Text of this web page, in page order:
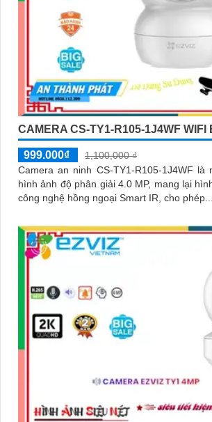
CAMERA CS-TY1-R105-1J4WF WIFI
999.000₫
1,100,000 ₫
Camera an ninh CS-TY1-R105-1J4WF
hình ảnh độ phân giải 4.0 MP, mang lại hình
công nghệ hồng ngoại Smart IR, cho phép...